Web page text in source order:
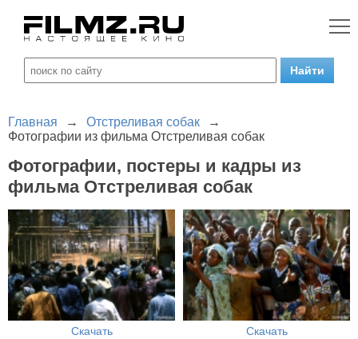
Главная → Отстреливая собак
→
Фотографии из фильма Отстреливая собак
Фотографии, постеры и кадры из
фильма Отстреливая собак
Скачать Скачать